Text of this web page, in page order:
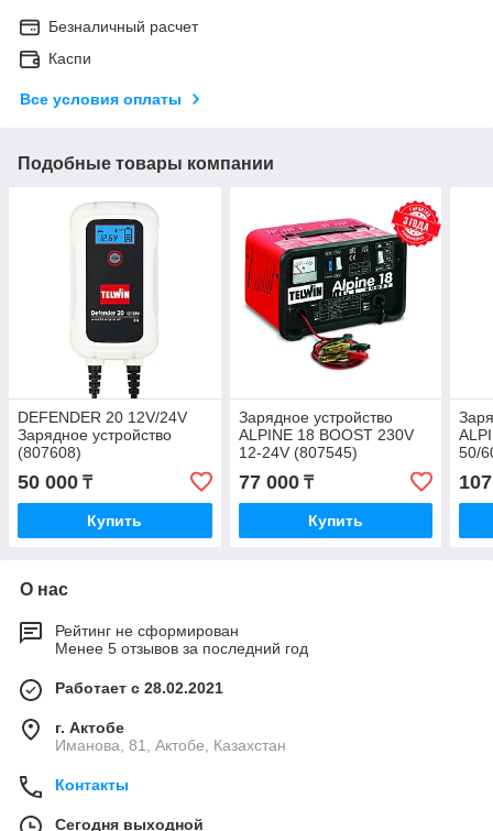
Безналичный расчет
Каспи
Все условия оплаты
Подобные товары компании
DEFENDER 20 12V/24V
Зарядное устройство
(807608)
50 000 ₸
Купить
Зарядное устройство
ALPINE 18 BOOST 230V
12-24V (807545)
77 000₸
Купить
50/
О нас
Рейтинг не сформирован
Менее 5 отзывов за последний год
Работает с 28.02.2021
г. Актобе
Иманова, 81, Актобе, Казахстан
Контакты
Сегодня выходной